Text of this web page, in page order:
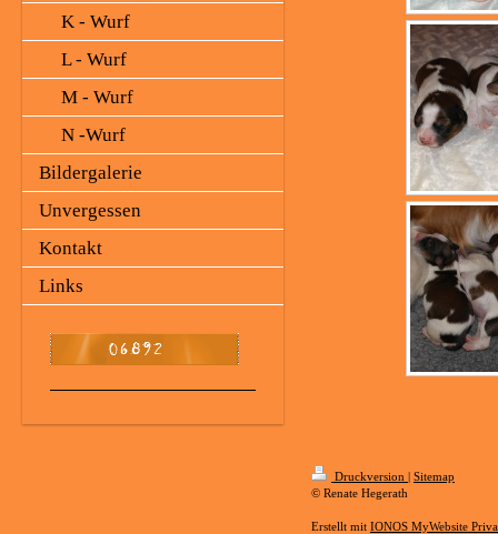
K - Wurf
L - Wurf
M - Wurf
N -Wurf
Bildergalerie
Unvergessen
Kontakt
Links
Druckversion | Sitemap
© Renate Hegerath
Erstellt mit IONOS MyWebsite